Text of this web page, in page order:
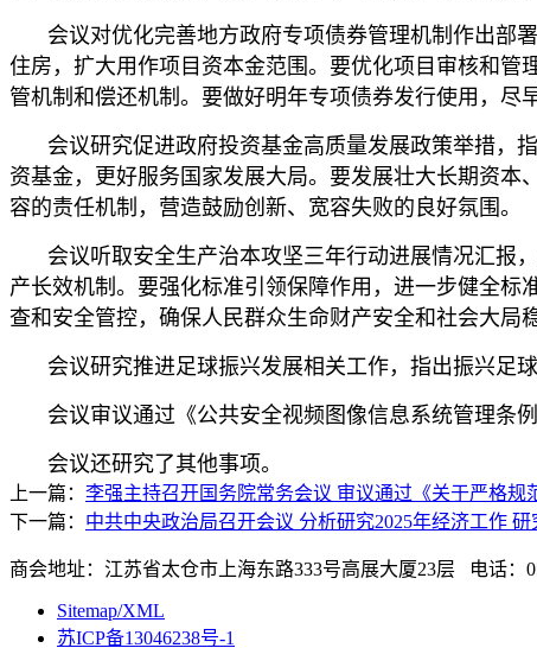
会议对优化完善地方政府专项债券管理机制作出部
住房，扩大用作项目资本金范围。要优化项目审核和
管机制和偿还机制。要做好明年专项债券发行使用，尽
会议研究促进政府投资基金高质量发展政策举措，
资基金，更好服务国家发展大局。要发展壮大长期资
容的责任机制，营造鼓励创新、宽容失败的良好氛围。
会议听取安全生产治本攻坚三年行动进展情况汇报
产长效机制。要强化标准引领保障作用，进一步健全
查和安全管控，确保人民群众生命财产安全和社会大局稳
会议研究推进足球振兴发展相关工作，指出振兴足
会议审议通过《公共安全视频图像信息系统管理条
会议还研究了其他事项。
上一篇： 李强主持召开国务院常务会议 审议通过《关于严格规
下一篇： 中共中央政治局召开会议 分析研究2025年经济工作
商会地址：江苏省太仓市上海东路333号高展大厦23层 电话：
Sitemap/XML
苏ICP备13046238号-1